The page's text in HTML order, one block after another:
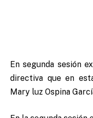
En segunda sesión
directiva que en
Mary luz Ospina